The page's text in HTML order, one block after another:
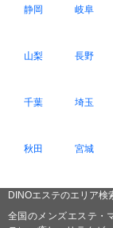
静岡 岐阜
山梨 長野
千葉 埼玉
秋田 宮城
DINOエステのエリア検
全国のメンズエステ・